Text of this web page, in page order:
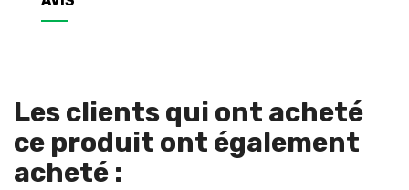
Les clients qui ont acheté
ce produit ont également
acheté :